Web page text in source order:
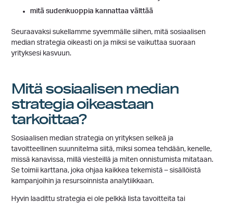
mitä sudenkuoppia kannattaa välttää
Seuraavaksi sukellamme syvemmälle siihen, mitä sosiaalisen
median strategia oikeasti on ja miksi se vaikuttaa suoraan
yrityksesi kasvuun.
Mitä sosiaalisen median
strategia oikeastaan
tarkoittaa?
Sosiaalisen median strategia on yrityksen selkeä ja
tavoitteellinen suunnitelma siitä, miksi somea tehdään, kenelle,
missä kanavissa, millä viesteillä ja miten onnistumista mitataan.
Se toimii karttana, joka ohjaa kaikkea tekemistä – sisällöistä
kampanjoihin ja resursoinnista analytiikkaan.
Hyvin laadittu strategia ei ole pelkkä lista tavoitteita tai